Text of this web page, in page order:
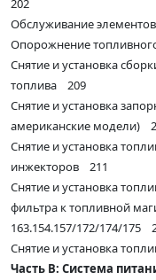
202
Обслуживание
Опорожнение
Снятие и установка
топлива 209
Снятие и установка
американские модели)
Снятие и установка
инжекторов 211
Снятие и установка
фильтра к топливной
163.154.157/172/174/175
Снятие и установка
Часть В: Система